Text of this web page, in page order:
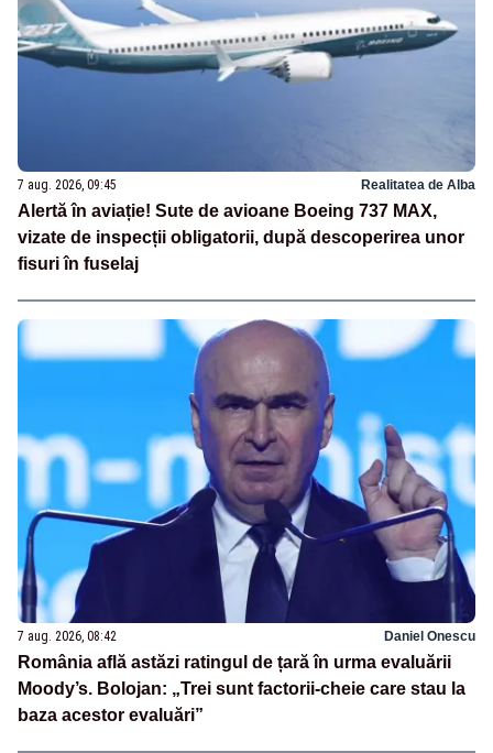
7 aug. 2026, 09:45 Realitatea de Alba
Alertă în aviație! Sute de avioane Boeing 737 MAX,
vizate de inspecții obligatorii, după descoperirea unor
fisuri în fuselaj
7 aug. 2026, 08:42 Daniel Onescu
România află astăzi ratingul de țară în urma evaluării
Moody’s. Bolojan: „Trei sunt factorii-cheie care stau la
baza acestor evaluări”